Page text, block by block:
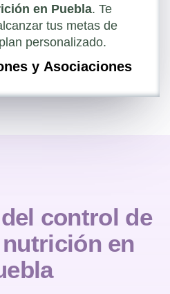
en Puebla. Te
tus metas de
personalizado.
y Asociaciones
del control de
nutrición en
ebla